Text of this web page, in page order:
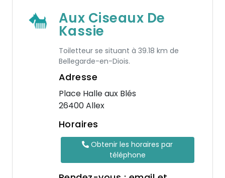
Aux Ciseaux De
Kassie
Toiletteur se situant à 39.18 km de
Bellegarde-en-Diois.
Adresse
Place Halle aux Blés
26400 Allex
Horaires
Obtenir les horaires par
téléphone